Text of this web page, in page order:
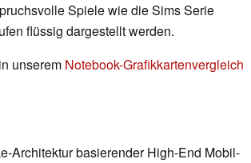
Spiele wie die Sims Serie
flüssig dargestellt werden.
unserem Notebook-Grafikkartenvergleich
Architektur basierender High-End Mobil-